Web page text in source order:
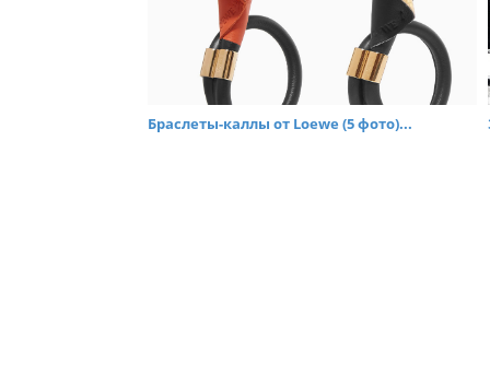
Браслеты-каллы от Loewe (5 фото)...